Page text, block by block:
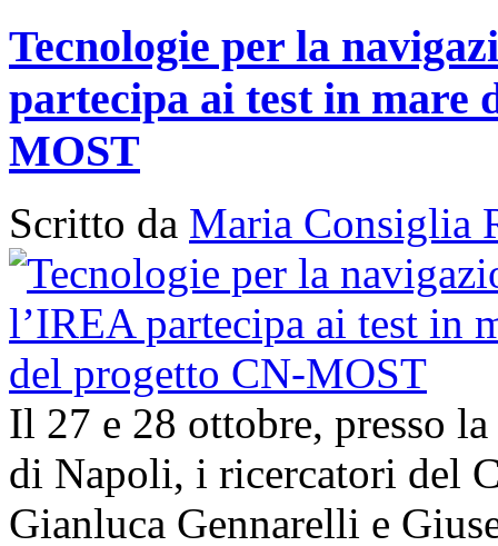
Tecnologie per la
partecipa ai test in mare
MOST
Scritto da Maria Consiglia
Il 27 e 28 ottobre, presso
di Napoli, i ricercatori del
Gianluca Gennarelli e